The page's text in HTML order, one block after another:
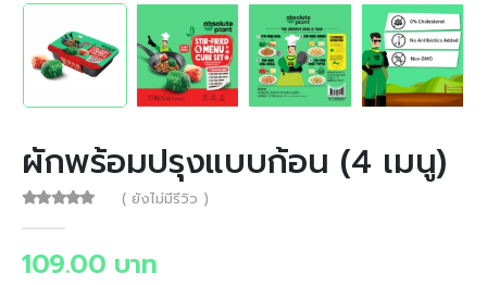
ผักพร้อมปรุงแบบก้อน (4 เมนู)
( ยังไม่มีรีวิว )
109.00 บาท